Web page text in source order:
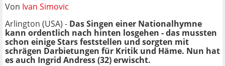
Von Ivan Simovic
Arlington (USA) - Das Singen einer Nationalhymne
kann ordentlich nach hinten losgehen - das mussten
schon einige Stars feststellen und sorgten mit
schrägen Darbietungen für Kritik und Häme. Nun hat
es auch Ingrid Andress (32) erwischt.